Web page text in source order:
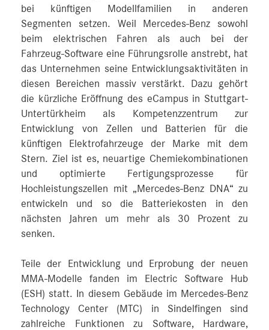
bei künftigen Modellfamilien in anderen
Segmenten setzen. Weil Mercedes-Benz sowohl
beim elektrischen Fahren als auch bei der
Fahrzeug-Software eine Führungsrolle anstrebt, hat
das Unternehmen seine Entwicklungsaktivitäten in
diesen Bereichen massiv verstärkt. Dazu gehört
die kürzliche Eröffnung des eCampus in Stuttgart-
Untertürkheim als Kompetenzzentrum zur
Entwicklung von Zellen und Batterien für die
künftigen Elektrofahrzeuge der Marke mit dem
Stern. Ziel ist es, neuartige Chemiekombinationen
und optimierte Fertigungsprozesse für
Hochleistungszellen mit „Mercedes‑Benz DNA“ zu
entwickeln und so die Batteriekosten in den
nächsten Jahren um mehr als 30 Prozent zu
senken.
Teile der Entwicklung und Erprobung der neuen
MMA-Modelle fanden im Electric Software Hub
(ESH) statt. In diesem Gebäude im Mercedes-Benz
Technology Center (MTC) in Sindelfingen sind
zahlreiche Funktionen zu Software, Hardware,